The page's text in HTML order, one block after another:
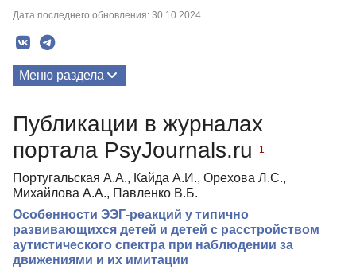
Дата последнего обновления: 30.10.2024
Меню раздела
Публикации в журналах
портала PsyJournals.ru
1
Португальская А.А., Кайда А.И., Орехова Л.С.,
Михайлова А.А., Павленко В.Б.
Особенности ЭЭГ-реакций у типично
развивающихся детей и детей с расстройством
аутистического спектра при наблюдении за
движениями и их имитации